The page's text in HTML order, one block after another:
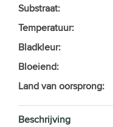
Substraat:
Temperatuur:
Bladkleur:
Bloeiend:
Land van oorsprong:
Beschrijving